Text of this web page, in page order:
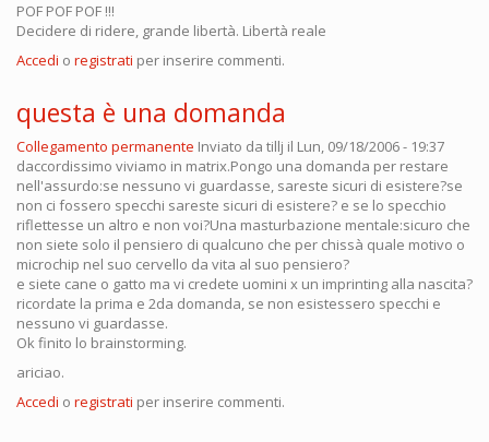
POF POF POF !!!
Decidere di ridere, grande libertà. Libertà reale
Accedi o registrati per inserire commenti.
questa è una domanda
Collegamento permanente Inviato da tillj il Lun, 09/18/2006 - 19:37
daccordissimo viviamo in matrix.Pongo una domanda per restare
nell'assurdo:se nessuno vi guardasse, sareste sicuri di esistere?se
non ci fossero specchi sareste sicuri di esistere? e se lo specchio
riflettesse un altro e non voi?Una masturbazione mentale:sicuro che
non siete solo il pensiero di qualcuno che per chissà quale motivo o
microchip nel suo cervello da vita al suo pensiero?
e siete cane o gatto ma vi credete uomini x un imprinting alla nascita?
ricordate la prima e 2da domanda, se non esistessero specchi e
nessuno vi guardasse.
Ok finito lo brainstorming.
ariciao.
Accedi o registrati per inserire commenti.